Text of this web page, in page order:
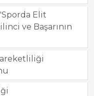
Elit
ve Başarının